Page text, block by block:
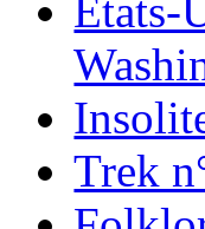
États-
Trek